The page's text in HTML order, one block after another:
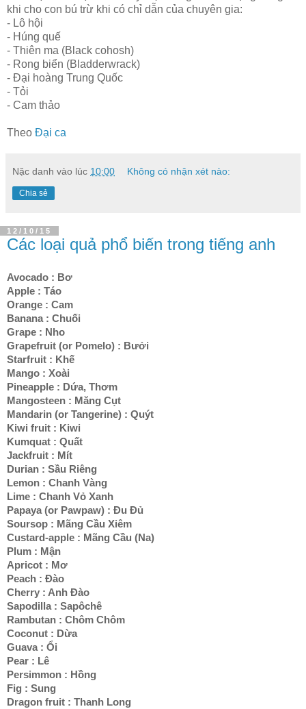
khi cho con bú trừ khi có chỉ dẫn của chuyên gia:
- Lô hội
- Húng quế
- Thiên ma (Black cohosh)
- Rong biển (Bladderwrack)
- Đại hoàng Trung Quốc
- Tỏi
- Cam thảo
Theo Đại ca
Nặc danh vào lúc 10:00 Không có nhận xét nào:
Chia sẻ
12/10/15
Các loại quả phổ biến trong tiếng anh
Avocado : Bơ
Apple : Táo
Orange : Cam
Banana : Chuối
Grape : Nho
Grapefruit (or Pomelo) : Bưởi
Starfruit : Khế
Mango : Xoài
Pineapple : Dứa, Thơm
Mangosteen : Măng Cụt
Mandarin (or Tangerine) : Quýt
Kiwi fruit : Kiwi
Kumquat : Quất
Jackfruit : Mít
Durian : Sầu Riêng
Lemon : Chanh Vàng
Lime : Chanh Vỏ Xanh
Papaya (or Pawpaw) : Đu Đủ
Soursop : Mãng Cầu Xiêm
Custard-apple : Mãng Cầu (Na)
Plum : Mận
Apricot : Mơ
Peach : Đào
Cherry : Anh Đào
Sapodilla : Sapôchê
Rambutan : Chôm Chôm
Coconut : Dừa
Guava : Ổi
Pear : Lê
Persimmon : Hồng
Fig : Sung
Dragon fruit : Thanh Long